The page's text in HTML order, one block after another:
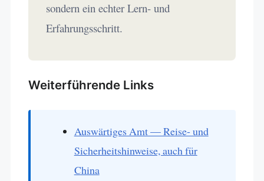
sondern ein echter Lern- und
Erfahrungsschritt.
Weiterführende Links
Auswärtiges Amt — Reise- und
Sicherheitshinweise, auch für
China